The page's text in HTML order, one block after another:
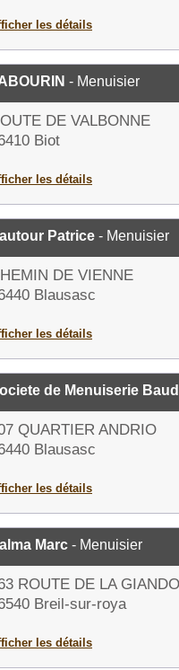
les détails
- Menuisier
DE VALBONNE
Biot
les détails
Patrice - Menuisier
DE VIENNE
Blausasc
les détails
de Menuiserie
QUARTIER ANDRIO
Blausasc
les détails
Marc - Menuisier
ROUTE DE LA
Breil-sur-roya
les détails